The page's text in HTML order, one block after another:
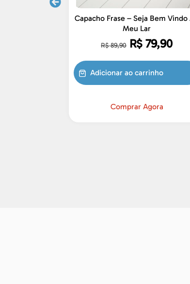
Capacho Frase – Seja Bem Vindo
Meu Lar
R$89,90 R$ 79,90
Adicionar ao carrinho
Comprar Agora